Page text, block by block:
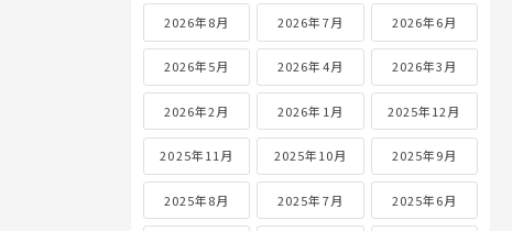
2026年8月 2026年7月 2026年6月
2026年5月 2026年4月 2026年3月
2026年2月 2026年1月 2025年12月
2025年11月 2025年10月 2025年9月
2025年8月 2025年7月 2025年6月